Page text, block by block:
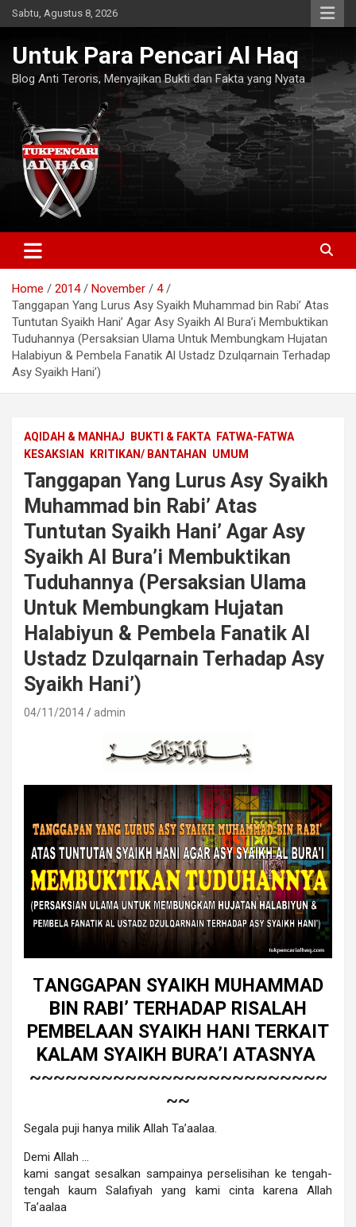
Skip
to
Sabtu, Agustus 8, 2026
Untuk Para Pencari Al Haq
Blog Anti Teroris, Menyajikan Bukti dan Fakta yang Nyata
Home 2014 November
4
Tanggapan Yang Lurus Asy Syaikh Muhammad bin Rabi’ Atas
Tuntutan Syaikh Hani’ Agar Asy Syaikh Al Bura’i Membuktikan
Tuduhannya (Persaksian Ulama Untuk Membungkam Hujatan
Halabiyun & Pembela Fanatik Al Ustadz Dzulqarnain Terhadap
Asy Syaikh Hani’)
AQIDAH & MANHAJ BUKTI & FAKTA
FATWA-FATWA
KESAKSIAN
KRITIKAN/ BANTAHAN UMUM
Tanggapan Yang Lurus Asy Syaikh
Muhammad bin Rabi’ Atas
Tuntutan Syaikh Hani’ Agar Asy
Syaikh Al Bura’i Membuktikan
Tuduhannya (Persaksian Ulama
Untuk Membungkam Hujatan
Halabiyun & Pembela Fanatik Al
Ustadz Dzulqarnain Terhadap Asy
Syaikh Hani’)
04/11/2014 admin
TANGGAPAN SYAIKH MUHAMMAD
BIN RABI’ TERHADAP RISALAH
PEMBELAAN SYAIKH HANI TERKAIT
KALAM SYAIKH BURA’I ATASNYA
~~~~~~~~~~~~~~~~~~~~~~~~~
~~
Segala puji hanya milik Allah Ta’aalaa.
Demi Allah …
kami sangat sesalkan sampainya perselisihan ke tengah-
tengah kaum Salafiyah yang kami cinta karena Allah
Ta’aalaa